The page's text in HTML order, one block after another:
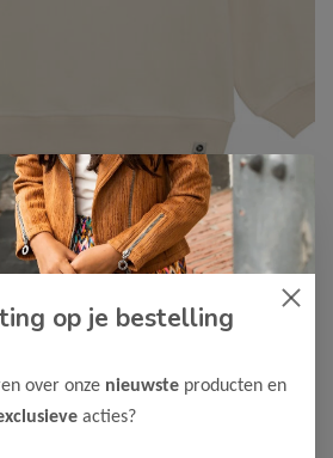
op je bestelling
over onze nieuwste producten en
acties?